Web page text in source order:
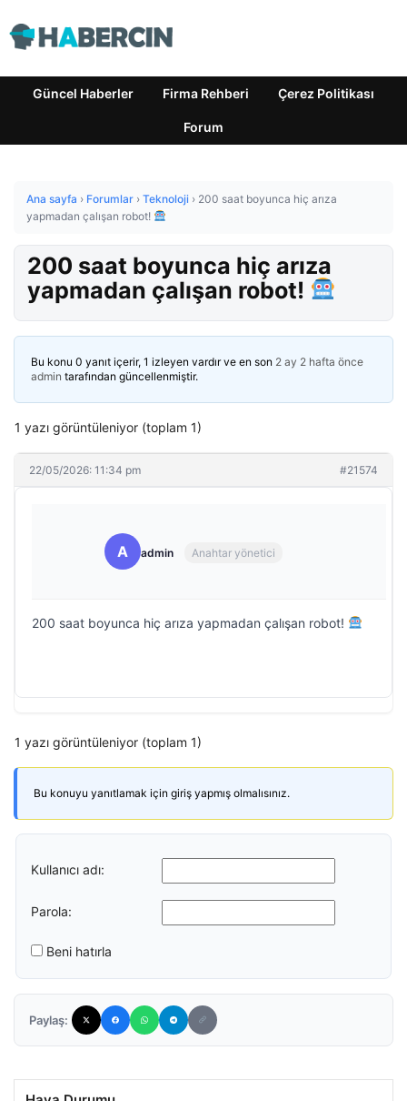
Güncel Haberler Firma Rehberi Çerez Politikası
Forum
Ana sayfa › Forumlar › Teknoloji › 200 saat boyunca hiç arıza
yapmadan çalışan robot!
200 saat boyunca hiç arıza
yapmadan çalışan robot!
Bu konu 0 yanıt içerir, 1 izleyen vardır ve en son 2 ay 2 hafta önce
admin tarafından güncellenmiştir.
1 yazı görüntüleniyor (toplam 1)
22/05/2026: 11:34 pm #21574
A admin Anahtar yönetici
200 saat boyunca hiç arıza yapmadan çalışan robot!
1 yazı görüntüleniyor (toplam 1)
Bu konuyu yanıtlamak için giriş yapmış olmalısınız.
Kullanıcı adı:
Parola:
Beni hatırla
Paylaş: